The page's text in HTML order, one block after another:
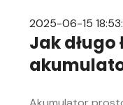
2025-06-15
Jak długo